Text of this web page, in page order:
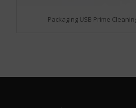
Packaging USB Prime